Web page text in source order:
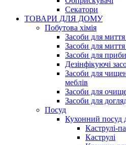
Секатори
ТОВАРИ ДЛЯ ДОМУ
Побутова хімія
Засоби для миття
Засоби для миття
Засоби для
Дезінфікуючі
Засоби для
меблів
Засоби для
Засоби для
Посуд
Кухонний посуд
Каструлі-
Каструлі